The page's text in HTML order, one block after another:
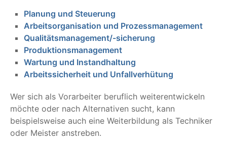
Planung und Steuerung
Arbeitsorganisation und Prozessmanagement
Qualitätsmanagement/-sicherung
Produktionsmanagement
Wartung und Instandhaltung
Arbeitssicherheit und Unfallverhütung
Wer sich als Vorarbeiter beruflich weiterentwickeln
möchte oder nach Alternativen sucht, kann
beispielsweise auch eine Weiterbildung als Techniker
oder Meister anstreben.